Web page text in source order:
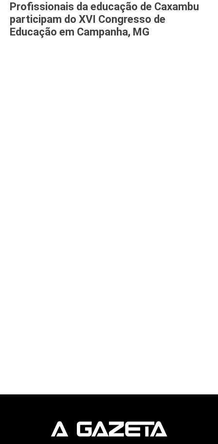
Profissionais da educação de Caxambu
participam do XVI Congresso de
Educação em Campanha, MG